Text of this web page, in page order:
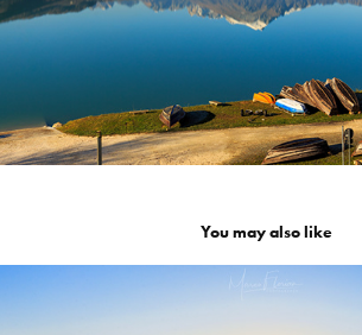
You may also like